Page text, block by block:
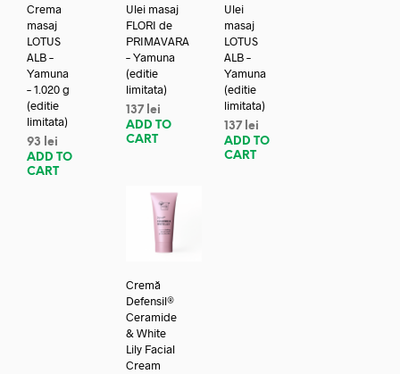
Crema
masaj
LOTUS
ALB –
Yamuna
– 1.020 g
(editie
limitata)
93
lei
ADD TO
CART
Ulei masaj
FLORI de
PRIMAVARA
– Yamuna
(editie
limitata)
137 lei
ADD TO
CART
Ulei
masaj
LOTUS
ALB –
Yamuna
(editie
limitata)
137 lei
ADD TO
CART
Cremă
Defensil®
Ceramide
& White
Lily Facial
Cream